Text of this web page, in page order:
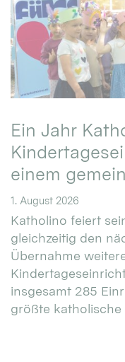
Ein Jahr
einem
1. August 2026
Katholino feiert
gleichzeitig den
Übernahme
insgesamt 285
größte katholische